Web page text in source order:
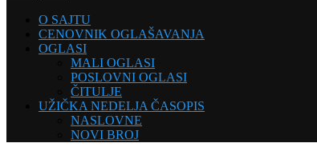
O SAJTU
CENOVNIK OGLAŠAVANJA
OGLASI
MALI OGLASI
POSLOVNI OGLASI
ČITULJE
UŽIČKA NEDELJA ČASOPIS
NASLOVNE
NOVI BROJ